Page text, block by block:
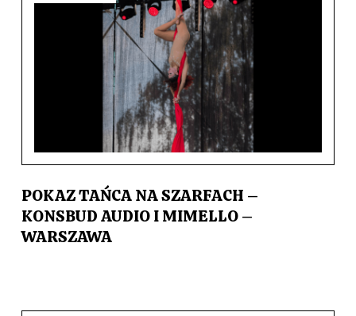
POKAZ TAŃCA NA SZARFACH –
KONSBUD AUDIO I MIMELLO –
WARSZAWA